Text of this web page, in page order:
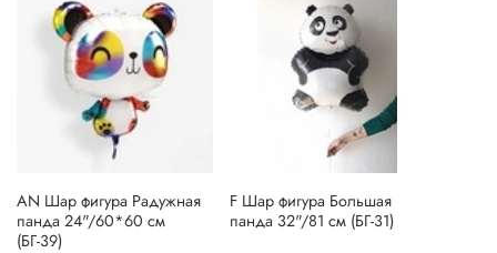
AN Шар фигура Радужная
панда 24"/60*60 см
(БГ-39)
F Шар фигура Большая
панда 32"/81 см (БГ-31)